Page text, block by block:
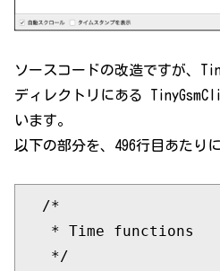
ソースコードの改造ですが、
ディレクトリにある
います。
以下の部分を、496行目あたり
/*
   * Time functions
   */